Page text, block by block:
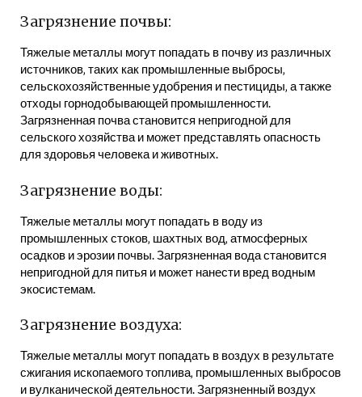
Загрязнение почвы:
Тяжелые металлы могут попадать в почву из различных
источников‚ таких как промышленные выбросы‚
сельскохозяйственные удобрения и пестициды‚ а также
отходы горнодобывающей промышленности.
Загрязненная почва становится непригодной для
сельского хозяйства и может представлять опасность
для здоровья человека и животных.
Загрязнение воды:
Тяжелые металлы могут попадать в воду из
промышленных стоков‚ шахтных вод‚ атмосферных
осадков и эрозии почвы. Загрязненная вода становится
непригодной для питья и может нанести вред водным
экосистемам.
Загрязнение воздуха:
Тяжелые металлы могут попадать в воздух в результате
сжигания ископаемого топлива‚ промышленных выбросов
и вулканической деятельности. Загрязненный воздух